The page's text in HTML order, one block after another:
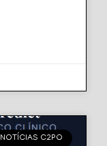
NOTÍCIAS C2PO